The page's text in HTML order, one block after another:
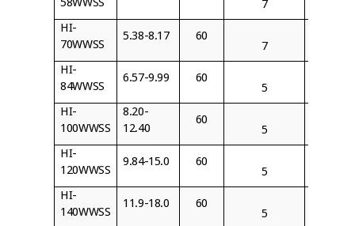
7
HI-
70WWSS
5.38-8.17 60
7
HI-
84WWSS
6.57-9.99 60
5
HI-
100WWSS
8.20-
12.40
60
5
HI-
120WWSS
9.84-15.0 60
5
HI-
140WWSS
11.9-18.0 60
5